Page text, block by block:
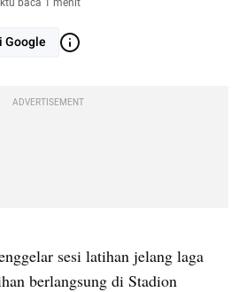
Google
ADVERTISEMENT
sesi latihan jelang laga
berlangsung di Stadion